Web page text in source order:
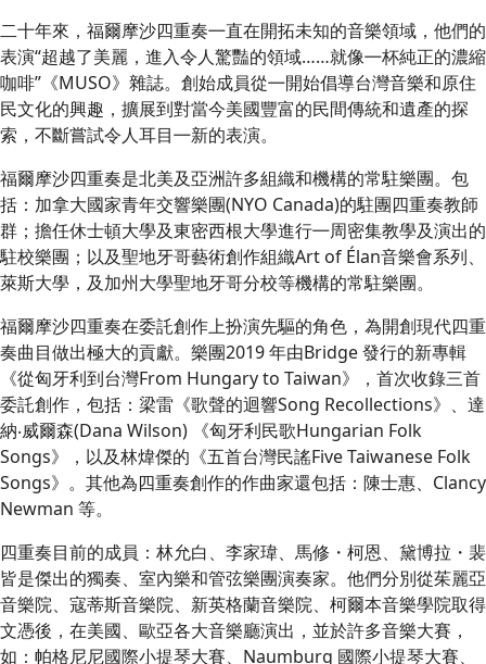
二十年來，福爾摩沙四重奏㇐直在開拓未知的音樂領域，他們的
表演“超越了美麗，進入令人驚豔的領域……就像㇐杯純正的濃縮
咖啡”《MUSO》雜誌。創始成員從㇐開始倡導台灣音樂和原住
民文化的興趣，擴展到對當今美國豐富的民間傳統和遺產的探
索，不斷嘗試令人耳目㇐新的表演。
福爾摩沙四重奏是北美及亞洲許多組織和機構的常駐樂團。包
括：加拿大國家青年交響樂團(NYO Canada)的駐團四重奏教師
群；擔任休士頓大學及東密西根大學進行㇐周密集教學及演出的
駐校樂團；以及聖地牙哥藝術創作組織Art of Élan音樂會系列、
萊斯大學，及加州大學聖地牙哥分校等機構的常駐樂團。
福爾摩沙四重奏在委託創作上扮演先驅的角色，為開創現代四重
奏曲目做出極大的貢獻。樂團2019 年由Bridge 發行的新專輯
《從匈牙利到台灣From Hungary to Taiwan》，首次收錄三首
委託創作，包括：梁雷《歌聲的迴響Song Recollections》、達
納‧威爾森(Dana Wilson) 《匈牙利民歌Hungarian Folk
Songs》，以及林煒傑的《五首台灣民謠Five Taiwanese Folk
Songs》。其他為四重奏創作的作曲家還包括：陳士惠、Clancy
Newman 等。
四重奏目前的成員：林允白、李家瑋、馬修・柯恩、黛博拉・裴
皆是傑出的獨奏、室內樂和管弦樂團演奏家。他們分別從茱麗亞
音樂院、寇蒂斯音樂院、新英格蘭音樂院、柯爾本音樂學院取得
⽂憑後，在美國、歐亞各大音樂廳演出，並於許多音樂大賽，
如：帕格尼尼國際小提琴大賽、Naumburg 國際小提琴大賽、